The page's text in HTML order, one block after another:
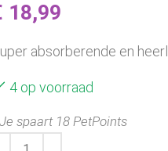
18,99
absorberende en
4 op voorraad
Je spaart 18 PetPoints